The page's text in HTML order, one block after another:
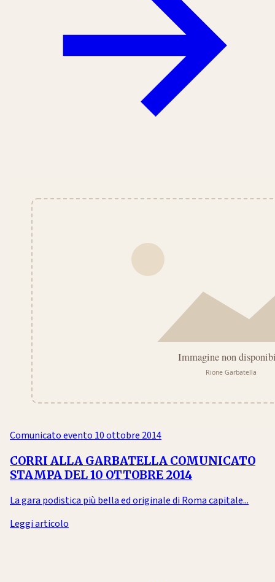
Comunicato evento10 ottobre 2014
CORRI ALLA GARBATELLA COMUNICATO
STAMPA DEL 10 OTTOBRE 2014
La gara podistica più bella ed originale di Roma capitale...
Leggi articolo